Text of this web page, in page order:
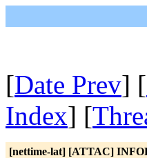
[Date Prev] [
Index] [
[nettime-lat] [ATTAC]